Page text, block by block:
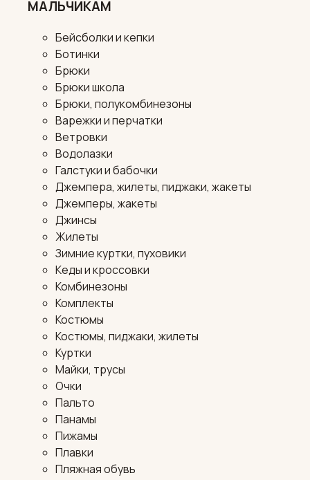
МАЛЬЧИКАМ
Бейсболки и кепки
Ботинки
Брюки
Брюки школа
Брюки, полукомбинезоны
Варежки и перчатки
Ветровки
Водолазки
Галстуки и бабочки
Джемпера, жилеты, пиджаки, жакеты
Джемперы, жакеты
Джинсы
Жилеты
Зимние куртки, пуховики
Кеды и кроссовки
Комбинезоны
Комплекты
Костюмы
Костюмы, пиджаки, жилеты
Куртки
Майки, трусы
Очки
Пальто
Панамы
Пижамы
Плавки
Пляжная обувь